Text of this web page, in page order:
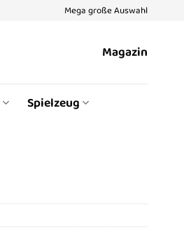
Mega große Auswahl
Magazin
Spielzeug